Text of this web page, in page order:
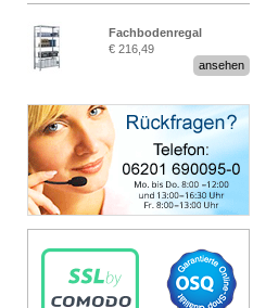
Fachbodenregal
Stecksystem MultiPlus
€ 216,49
ansehen